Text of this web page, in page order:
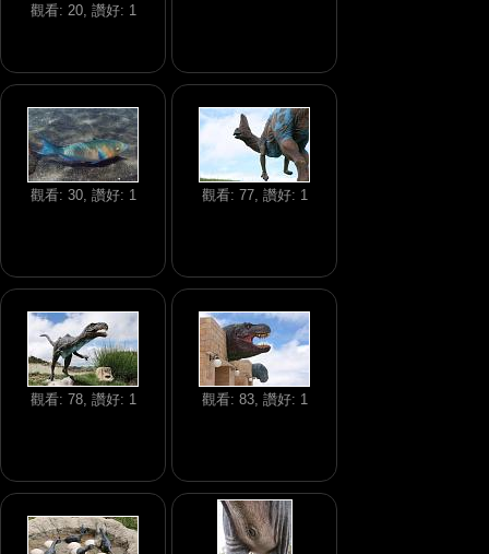
觀看: 20, 讚好: 1
觀看: 30, 讚好: 1 觀看: 77, 讚好: 1
觀看: 78, 讚好: 1 觀看: 83, 讚好: 1